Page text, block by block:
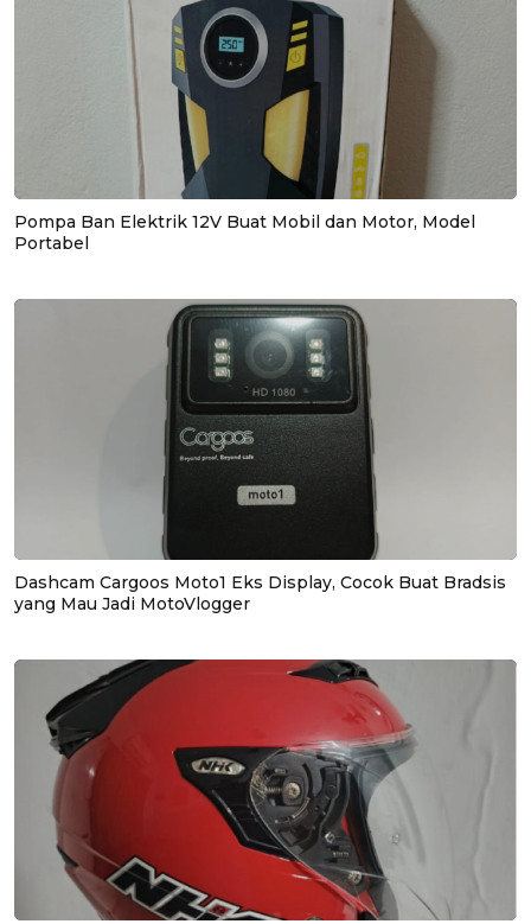
Pompa Ban Elektrik 12V Buat Mobil dan Motor, Model
Portabel
Dashcam Cargoos Moto1 Eks Display, Cocok Buat Bradsis
yang Mau Jadi MotoVlogger